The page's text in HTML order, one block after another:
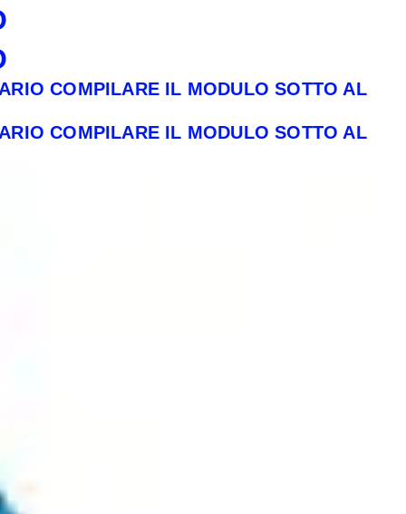
COMPILARE IL MODULO SOTTO AL
COMPILARE IL MODULO SOTTO AL